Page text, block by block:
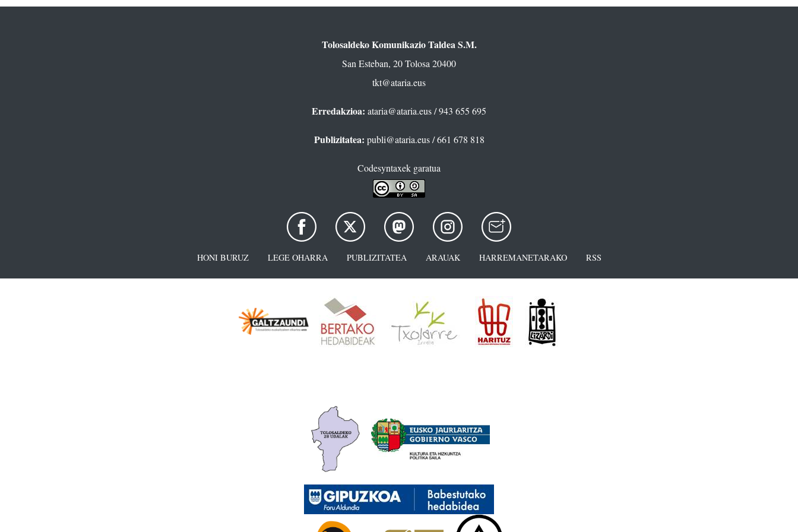
Tolosaldeko Komunikazio Taldea S.M.
San Esteban, 20 Tolosa 20400
tkt@ataria.eus
Erredakzioa: ataria@ataria.eus/ 943 655 695
Publizitatea: publi@ataria.eus/ 661 678 818
Codesyntaxek garatua
HONI BURUZ LEGE OHARRA PUBLIZITATEA ARAUAK HARREMANETARAKO RSS